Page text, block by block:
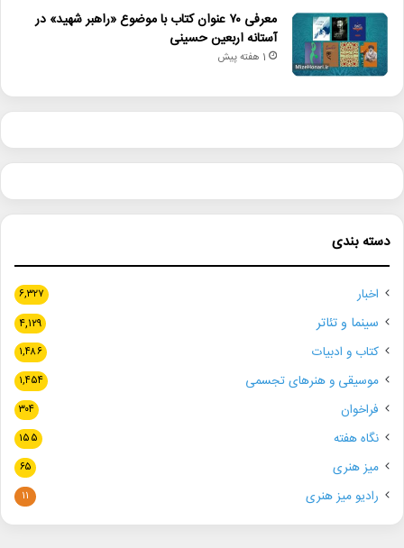
معرفی ۷۰ عنوان کتاب با موضوع «راهبر شهید» در
آستانه اربعین حسینی
1 هفته پیش
دسته بندی
اخبار ۶,۳۲۷
سینما و تئاتر ۴,۱۲۹
کتاب و ادبیات ۱,۴۸۶
موسیقی و هنرهای تجسمی ۱,۴۵۴
فراخوان ۳۰۴
نگاه هفته ۱۵۵
میز هنری ۶۵
رادیو میز هنری ۱۱